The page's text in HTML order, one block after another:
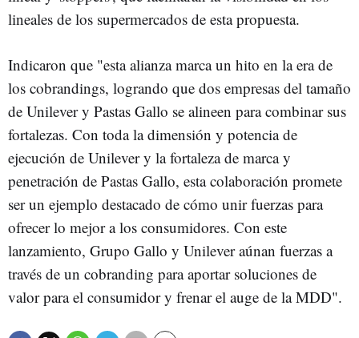
lineales de los supermercados de esta propuesta.
Indicaron que "esta alianza marca un hito en la era de
los cobrandings, logrando que dos empresas del tamaño
de Unilever y Pastas Gallo se alineen para combinar sus
fortalezas. Con toda la dimensión y potencia de
ejecución de Unilever y la fortaleza de marca y
penetración de Pastas Gallo, esta colaboración promete
ser un ejemplo destacado de cómo unir fuerzas para
ofrecer lo mejor a los consumidores. Con este
lanzamiento, Grupo Gallo y Unilever aúnan fuerzas a
través de un cobranding para aportar soluciones de
valor para el consumidor y frenar el auge de la MDD".